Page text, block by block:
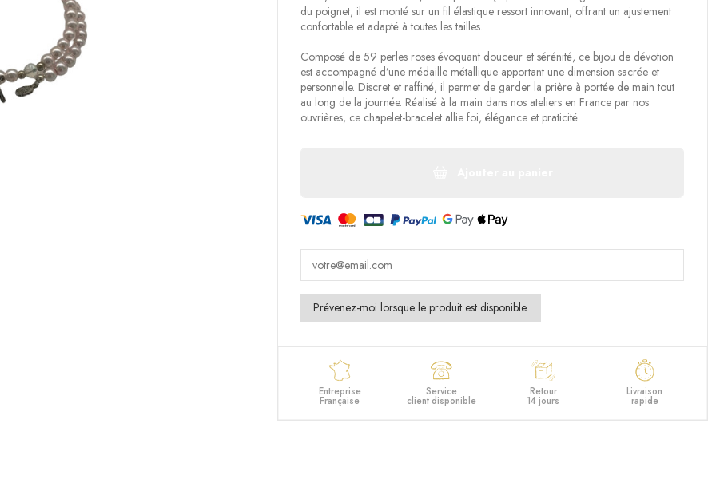
du poignet, il est monté sur un fil élastique ressort innovant, offrant un ajustement
confortable et adapté à toutes les tailles.
Composé de 59 perles roses évoquant douceur et sérénité, ce bijou de dévotion
est accompagné d’une médaille métallique apportant une dimension sacrée et
personnelle. Discret et raffiné, il permet de garder la prière à portée de main tout
au long de la journée. Réalisé à la main dans nos ateliers en France par nos
ouvrières, ce chapelet-bracelet allie foi, élégance et praticité.
Entreprise
Française
Service
client disponible
Retour
14 jours
Livraison
rapide